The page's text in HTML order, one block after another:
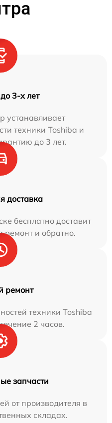
3-х лет
устанавливает
техники Toshiba и
до 3 лет.
доставка
бесплатно доставит
ремонт и обратно.
ремонт
техники Toshiba
2 часов.
запчасти
от производителя в
складах.